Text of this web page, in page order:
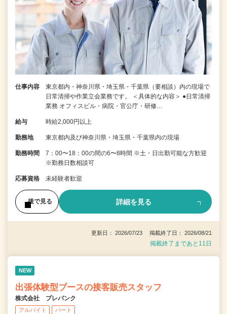
仕事内容
東京都内・神奈川県・埼玉県・千葉県（要相談）内の現場で
日常清掃や作業立会業務です。 ＜具体的な内容＞ ●日常清掃
業務 オフィスビル・病院・官公庁・研修…
給与 時給2,000円以上
勤務地 東京都内及び神奈川県・埼玉県・千葉県内の現場
勤務時間
7：00〜18：00の間の6〜8時間 ※土・日出勤可能な方歓迎
※勤務日数相談可
応募資格 未経験者歓迎
後で見る 詳細を見る
更新日： 2026/07/23 掲載終了日： 2026/08/21
掲載終了まであと11日
NEW
出張体験型ブースの接客販売スタッフ
株式会社 プレバンク
アルバイト パート